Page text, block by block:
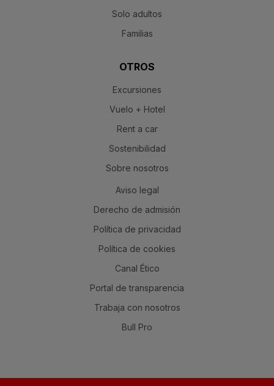
Solo adultos
Familias
OTROS
Excursiones
Vuelo + Hotel
Rent a car
Sostenibilidad
Sobre nosotros
Aviso legal
Derecho de admisión
Política de privacidad
Política de cookies
Canal Ético
Portal de transparencia
Trabaja con nosotros
Bull Pro